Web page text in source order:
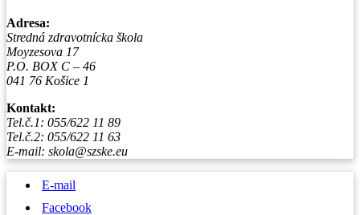
Adresa:
Stredná zdravotnícka škola
Moyzesova 17
P.O. BOX C – 46
041 76 Košice 1
Kontakt:
Tel.č.1: 055/622 11 89
Tel.č.2: 055/622 11 63
E-mail: skola@szske.eu
E-mail
Facebook